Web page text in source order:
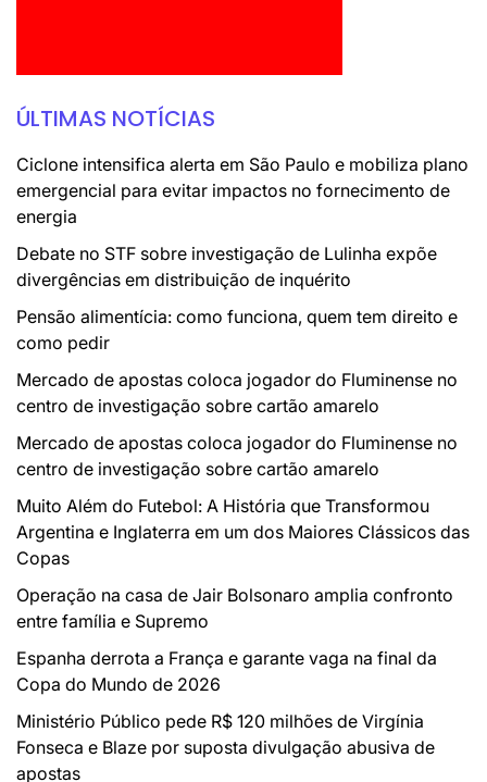
ÚLTIMAS NOTÍCIAS
Ciclone intensifica alerta em São Paulo e mobiliza plano
emergencial para evitar impactos no fornecimento de
energia
Debate no STF sobre investigação de Lulinha expõe
divergências em distribuição de inquérito
Pensão alimentícia: como funciona, quem tem direito e
como pedir
Mercado de apostas coloca jogador do Fluminense no
centro de investigação sobre cartão amarelo
Mercado de apostas coloca jogador do Fluminense no
centro de investigação sobre cartão amarelo
Muito Além do Futebol: A História que Transformou
Argentina e Inglaterra em um dos Maiores Clássicos das
Copas
Operação na casa de Jair Bolsonaro amplia confronto
entre família e Supremo
Espanha derrota a França e garante vaga na final da
Copa do Mundo de 2026
Ministério Público pede R$ 120 milhões de Virgínia
Fonseca e Blaze por suposta divulgação abusiva de
apostas